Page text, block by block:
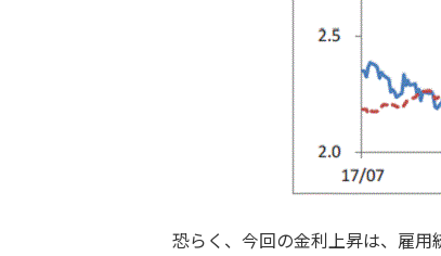
恐らく、今回の金利上昇は、雇